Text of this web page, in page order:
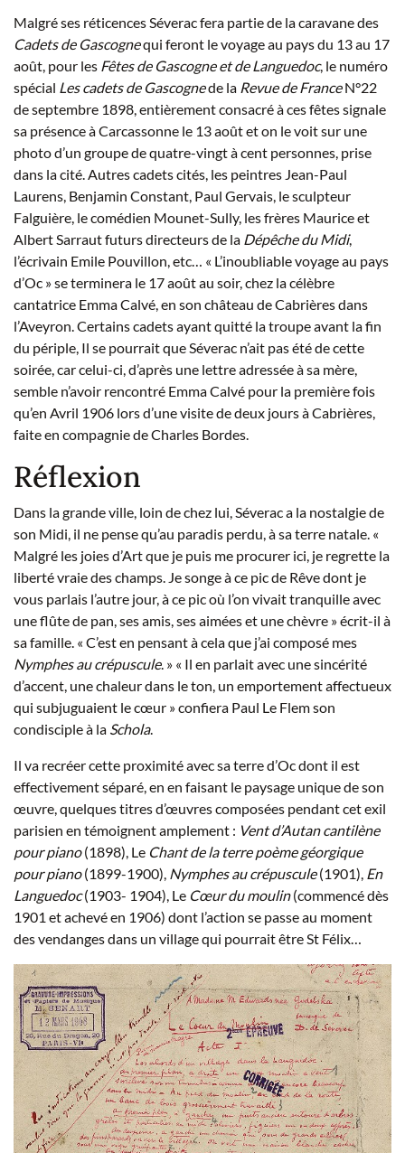
Malgré ses réticences Séverac fera partie de la caravane des
Cadets de Gascognequi feront le voyage au pays du 13 au 17
août, pour les Fêtes de Gascogne et de Languedoc, le numéro
spécial Les cadets de Gascognede la Revue de FranceN°22
de septembre 1898, entièrement consacré à ces fêtes signale
sa présence à Carcassonne le 13 août et on le voit sur une
photo d’un groupe de quatre-vingt à cent personnes, prise
dans la cité. Autres cadets cités, les peintres Jean-Paul
Laurens, Benjamin Constant, Paul Gervais, le sculpteur
Falguière, le comédien Mounet-Sully, les frères Maurice et
Albert Sarraut futurs directeurs de la Dépêche du Midi,
l’écrivain Emile Pouvillon, etc… « L’inoubliable voyage au pays
d’Oc » se terminera le 17 août au soir, chez la célèbre
cantatrice Emma Calvé, en son château de Cabrières dans
l’Aveyron. Certains cadets ayant quitté la troupe avant la fin
du périple, Il se pourrait que Séverac n’ait pas été de cette
soirée, car celui-ci, d’après une lettre adressée à sa mère,
semble n’avoir rencontré Emma Calvé pour la première fois
qu’en Avril 1906 lors d’une visite de deux jours à Cabrières,
faite en compagnie de Charles Bordes.
Réflexion
Dans la grande ville, loin de chez lui, Séverac a la nostalgie de
son Midi, il ne pense qu’au paradis perdu, à sa terre natale. «
Malgré les joies d’Art que je puis me procurer ici, je regrette la
liberté vraie des champs. Je songe à ce pic de Rêve dont je
vous parlais l’autre jour, à ce pic où l’on vivait tranquille avec
une flûte de pan, ses amis, ses aimées et une chèvre » écrit-il à
sa famille. « C’est en pensant à cela que j’ai composé mes
Nymphes au crépuscule. » « Il en parlait avec une sincérité
d’accent, une chaleur dans le ton, un emportement affectueux
qui subjuguaient le cœur » confiera Paul Le Flem son
condisciple à la Schola.
Il va recréer cette proximité avec sa terre d’Oc dont il est
effectivement séparé, en en faisant le paysage unique de son
œuvre, quelques titres d’œuvres composées pendant cet exil
parisien en témoignent amplement : Vent d’Autan cantilène
pour piano(1898), Le Chant de la terre poème géorgique
pour piano(1899-1900), Nymphes au crépuscule(1901), En
Languedoc(1903- 1904), Le Cœur du moulin(commencé dès
1901 et achevé en 1906) dont l’action se passe au moment
des vendanges dans un village qui pourrait être St Félix…